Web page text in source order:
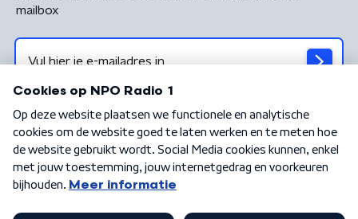
mailbox
Algemene voorwaarden